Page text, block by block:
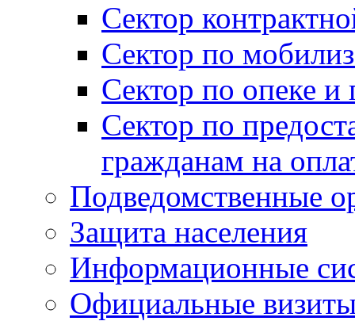
Сектор
Сектор по
Сектор по опеке и
Сектор по
гражданам на
Подведомственные
Защита населения
Информационные
Официальные